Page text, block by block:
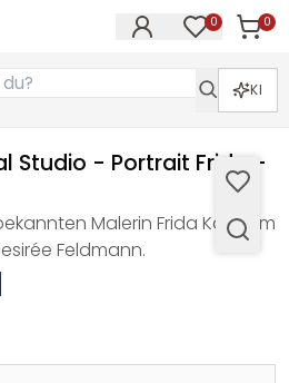
0 0
KI
Studio - Portrait Frida -
Malerin Frida Kahlo im
Feldmann.